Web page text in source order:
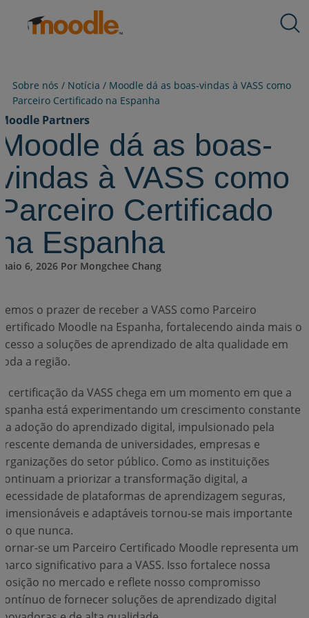
para
Produtos
Serviços
Sobre nós
Recursos
Contate-Nos
PT-BR
Enviar uma RFP
Conecte-se
Sobre nós / Notícia / Moodle dá as boas-vindas à VASS como
Parceiro Certificado na Espanha
Partners
dá as boas-
à VASS como
Certificado
Espanha
6, 2026 Por Mongchee Chang
o prazer de receber a VASS como Parceiro
Moodle na Espanha, fortalecendo ainda mais o
a soluções de aprendizado de alta qualidade em
a região.
certificação da VASS chega em um momento em que a
está experimentando um crescimento constante
adoção do aprendizado digital, impulsionado pela
demanda de universidades, empresas e
do setor público. Como as instituições
a priorizar a transformação digital, a
de plataformas de aprendizagem seguras,
e adaptáveis tornou-se mais importante
que nunca.
se um Parceiro Certificado Moodle representa um
significativo para a VASS. Isso fortalece nossa
no mercado e reflete nosso compromisso
de fornecer soluções de aprendizado digital